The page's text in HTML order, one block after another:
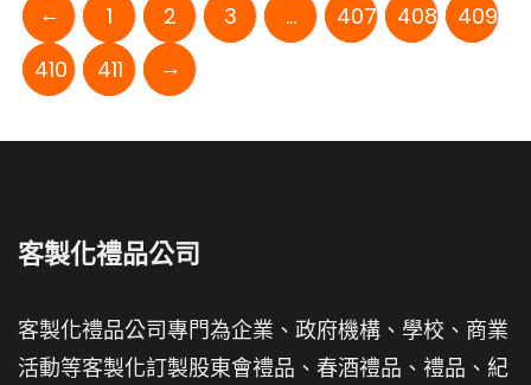
← 1 2 3 ... 407 408
409
410
411 →
客製化禮品公司
客製化禮品公司專門為企業、政府機構、學校、商業
活動等客製化訂製股東會禮品、春酒禮品、禮品、紀